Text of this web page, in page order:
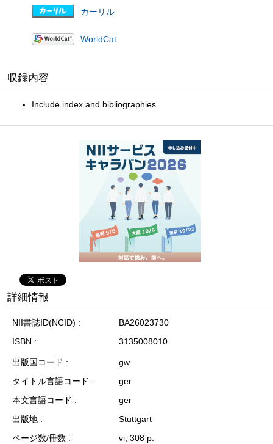
カーリル
WorldCat
収録内容
Include index and bibliographies
詳細情報
NII書誌ID(NCID)
BA26023730
ISBN
3135008010
出版国コード
gw
タイトル言語コード
ger
本文言語コード
ger
出版地
Stuttgart
ページ数/冊数
vi, 308 p.